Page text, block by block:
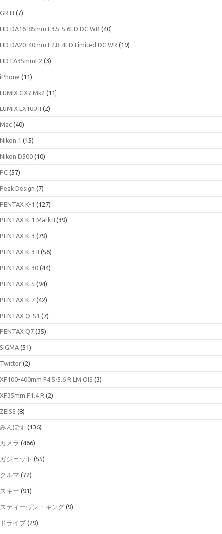
GR III (7)
HD DA16-85mm F3.5-5.6ED DC WR (40)
HD DA20-40mm F2.8-4ED Limited DC WR (19)
HD FA35mmF2 (3)
iPhone (11)
LUMIX GX7 Mk2 (11)
LUMIX LX100 II (2)
Mac (40)
Nikon 1 (15)
Nikon D500 (10)
PC (57)
Peak Design (7)
PENTAX K-1 (127)
PENTAX K-1 Mark II (39)
PENTAX K-3 (79)
PENTAX K-3 II (56)
PENTAX K-30 (44)
PENTAX K-5 (94)
PENTAX K-7 (42)
PENTAX Q-S1 (7)
PENTAX Q7 (35)
SIGMA (51)
Twitter (2)
XF100-400mm F4.5-5.6 R LM OIS (3)
XF35mm F1.4 R (2)
ZEISS (8)
みんぽす (136)
カメラ (466)
ガジェット (55)
クルマ (72)
スキー (91)
スティーヴン・キング (9)
ドライブ (29)